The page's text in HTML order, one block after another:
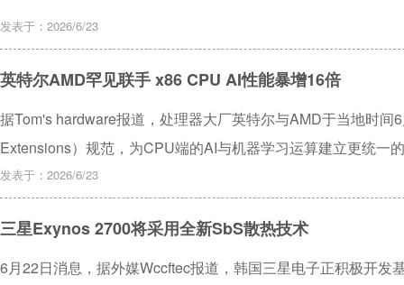
发表于：2026/6/23
英特尔AMD罕见联手 x86 CPU AI性能暴增16倍
据Tom's hardware报道，处理器大厂英特尔与AMD于当地时
Extensions）规范，为CPU端的AI与机器学习运算建立更统一
发表于：2026/6/23
三星Exynos 2700将采用全新SbS散热技术
6月22日消息，据外媒Wccftec报道，韩国三星电子正积极开发